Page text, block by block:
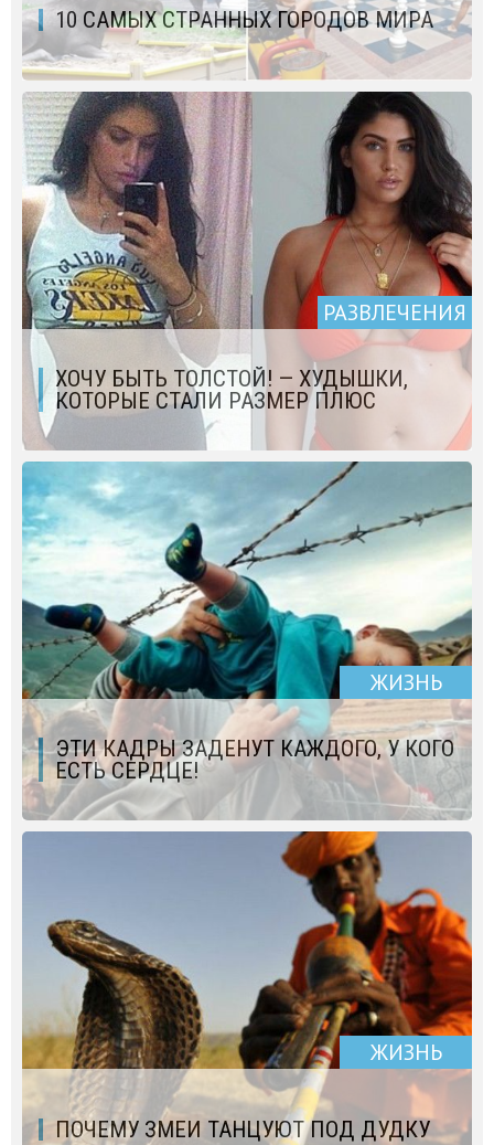
10 САМЫХ СТРАННЫХ ГОРОДОВ МИРА
РАЗВЛЕЧЕНИЯ
ХОЧУ БЫТЬ ТОЛСТОЙ! — ХУДЫШКИ,
КОТОРЫЕ СТАЛИ РАЗМЕР ПЛЮС
ЖИЗНЬ
ЭТИ КАДРЫ ЗАДЕНУТ КАЖДОГО, У КОГО
ЕСТЬ СЕРДЦЕ!
ЖИЗНЬ
ПОЧЕМУ ЗМЕИ ТАНЦУЮТ ПОД ДУДКУ